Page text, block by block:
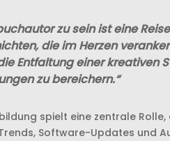
zu sein ist eine
die im Herzen
Entfaltung einer kreativen
zu bereichern.“
spielt eine zentrale
Software-Updates und